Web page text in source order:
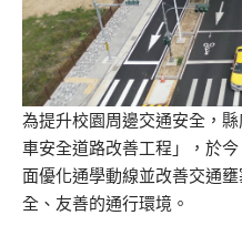
為提升校園周邊交通安全，
車安全道路改善工程」，於
面優化通學動線並改善交通
全、友善的通行環境。